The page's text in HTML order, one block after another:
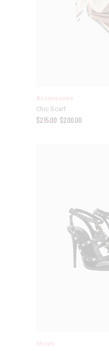
Accessories
Chic Scarf
$215.00 $200.00
Shoes